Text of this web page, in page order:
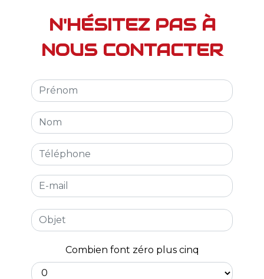
N'HÉSITEZ PAS À
NOUS CONTACTER
Combien font zéro plus cinq